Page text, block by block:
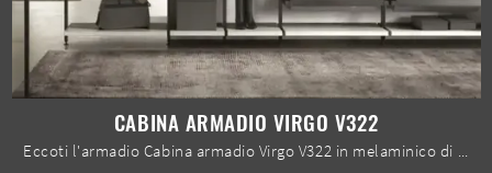
CABINA ARMADIO VIRGO V322
Eccoti l'armadio Cabina armadio Virgo V322 in melaminico di Moretti Compact Giorno Notte! Un ricco catalogo di armadi cabine armadio con ante ...